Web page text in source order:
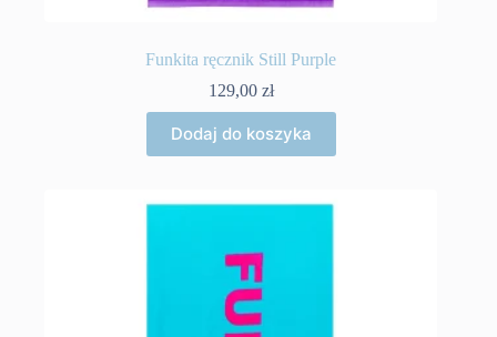
Funkita ręcznik Still Purple
129,00 zł
Dodaj do koszyka